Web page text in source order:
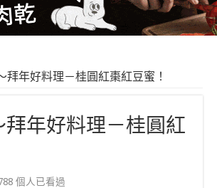
拜年好料理－桂圓紅棗紅豆蜜！
拜年好料理－桂圓紅
個人已看過